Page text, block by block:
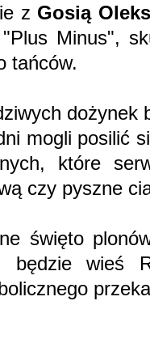
z Gosią
Minus",
tańców.
dożynek
mogli posilić
które
czy pyszne
święto
będzie wieś